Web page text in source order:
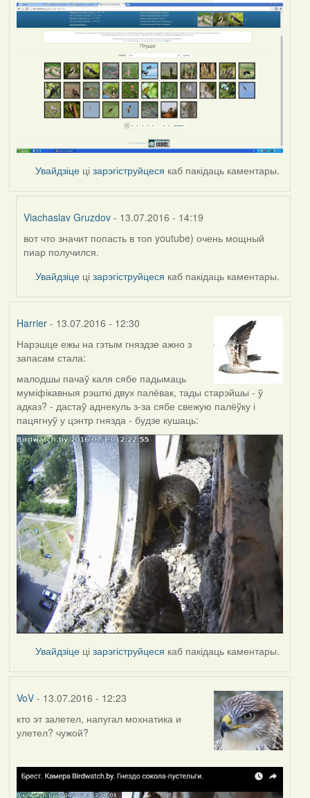
Увайдзіце цізарэгіструйцеся каб пакідаць каментары.
Viachaslav Gruzdov - 13.07.2016 - 14:19
In
reply
Harrier
вот что значит попасть в топ youtube) очень мощный
пиар получился.
Увайдзіце цізарэгіструйцеся каб пакідаць каментары.
Harrier- 13.07.2016 - 12:30
Нарэшце ежы на гэтым гняздзе ажно з
запасам стала:
малодшы пачаў каля сябе падымаць
муміфікавныя рэшткі двух палёвак, тады старэйшы - ў
адказ? - дастаў аднекуль з-за сябе свежую палёўку і
пацягнуў у цэнтр гнязда - будзе кушаць:
Увайдзіце цізарэгіструйцеся каб пакідаць каментары.
VoV- 13.07.2016 - 12:23
кто эт залетел, напугал мохнатика и
улетел? чужой?